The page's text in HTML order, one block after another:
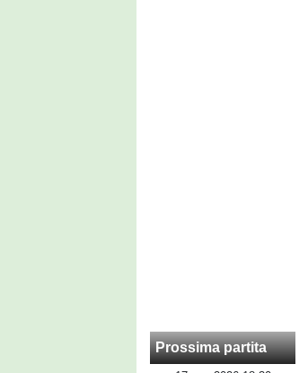
Prossima partita